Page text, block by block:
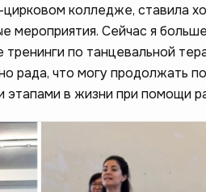
колледже, ставила
мероприятия. Сейчас я
по танцевальной
рада, что могу продолжать
этапами в жизни при помощи